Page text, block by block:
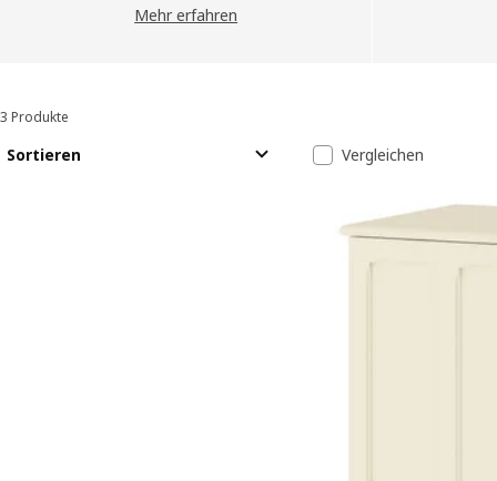
Mehr erfahren
Sortieren und Filtern
3 Produkte
Sortieren Liste der
Vergleichen